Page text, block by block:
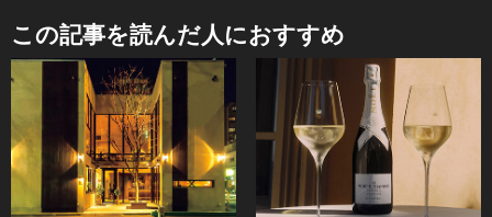
この記事を読んだ人におすすめ